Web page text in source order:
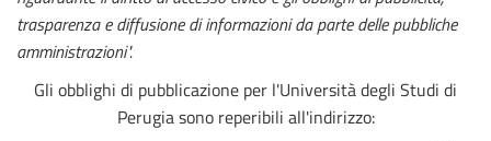
trasparenza e diffusione di informazioni da parte delle pubbliche
amministrazioni".
Gli obblighi di pubblicazione per l'Università degli Studi di
Perugia sono reperibili all'indirizzo: